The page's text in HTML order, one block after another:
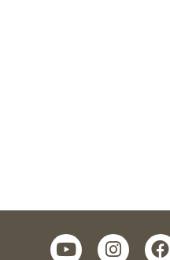
facebook
instagram
youtube